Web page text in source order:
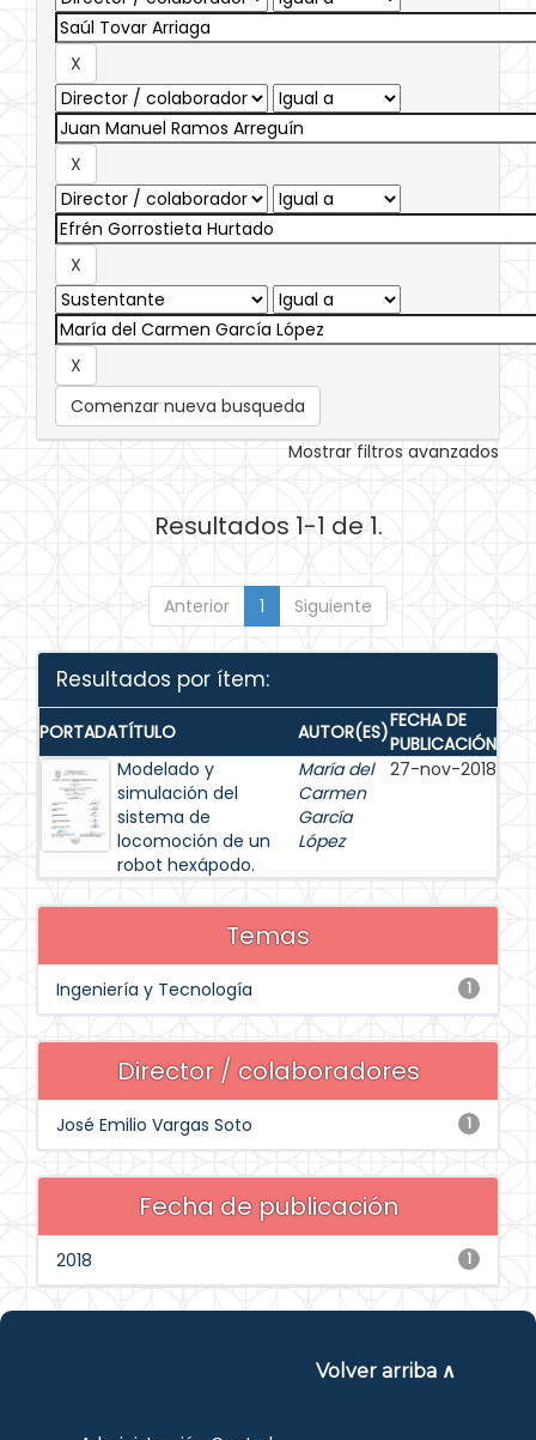
Comenzar nueva busqueda
Mostrar filtros avanzados
Resultados 1-1 de 1.
Anterior 1 Siguiente
Resultados por ítem:
PORTADATÍTULO AUTOR(ES)FECHA DE
PUBLICACIÓN
Modelado y
simulación del
sistema de
locomoción de un
robot hexápodo.
María del
Carmen
García
López
27-nov-2018
Temas
1
Ingeniería y Tecnología
Director / colaboradores
1
José Emilio Vargas Soto
Fecha de publicación
1
2018
Volver arriba ∧